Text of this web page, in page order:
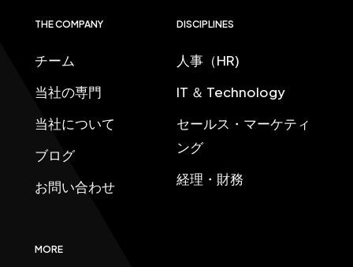
THE COMPANY
チーム
当社の専門
当社について
ブログ
お問い合わせ
DISCIPLINES
人事（HR)
IT ＆ Technology
セールス・マーケティ
ング
経理・財務
MORE